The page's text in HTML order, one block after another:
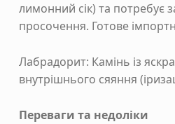
лимонний сік) та потребує
просочення. Готове
Лабрадорит: Камінь із
внутрішнього сяяння
Переваги та недоліки